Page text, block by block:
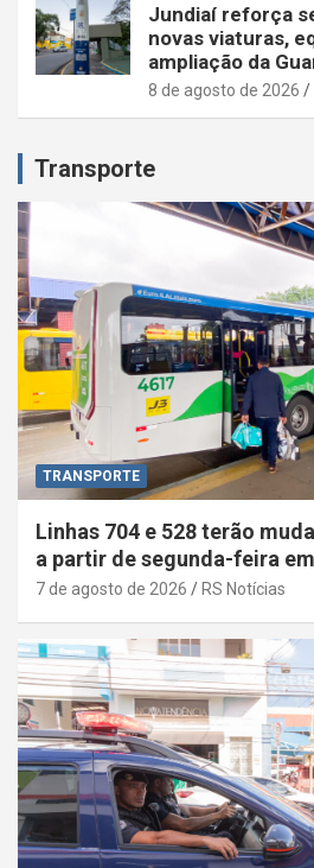
Jundiaí reforça
novas viaturas,
ampliação da
8 de agosto de 2026
Transporte
TRANSPORTE
Linhas 704 e 528 terão
a partir de segunda-feira
7 de agosto de 2026 RS Notícias